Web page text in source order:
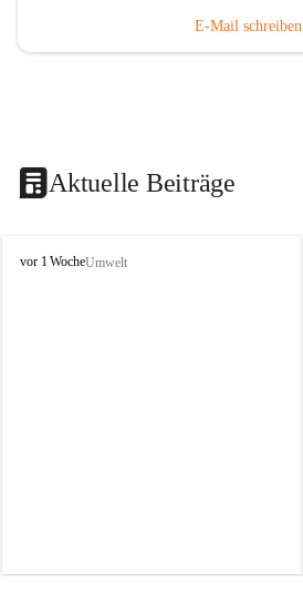
E-Mail schreiben
Aktuelle Beiträge
V
vor 1 WocheUmwelt